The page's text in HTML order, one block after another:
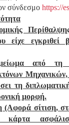
σύνδεσμο https://
είχε εγκριθεί
από τη
Μηχανικών,
τη
μορφή.
σίτιση,